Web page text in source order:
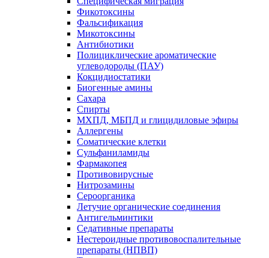
Фикотоксины
Фальсификация
Микотоксины
Антибиотики
Полициклические ароматические
углеводороды (ПАУ)
Кокцидиостатики
Биогенные амины
Сахара
Спирты
МХПД, МБПД и глицидиловые эфиры
Аллергены
Соматические клетки
Сульфаниламиды
Фармакопея
Противовирусные
Нитрозамины
Сероорганика
Летучие органические соединения
Антигельминтики
Седативные препараты
Нестероидные противовоспалительные
препараты (НПВП)